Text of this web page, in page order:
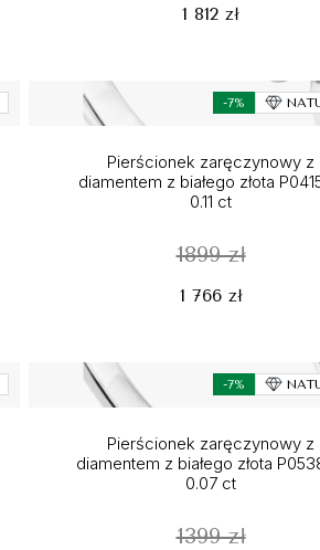
1 812 zł
-7%
Pierścionek zaręczynowy z
diamentem z białego złota
0.11 ct
1899 zł
1 766 zł
-7%
Pierścionek zaręczynowy z
diamentem z białego złota
0.07 ct
1399 zł